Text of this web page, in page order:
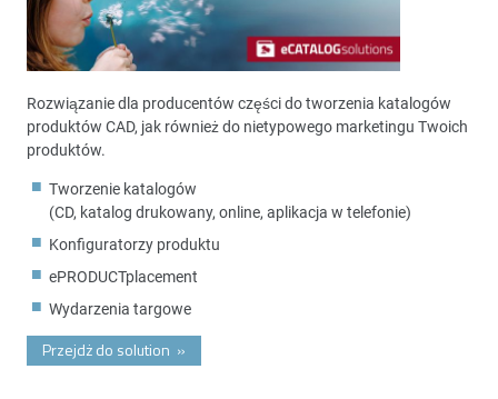
Rozwiązanie dla producentów części do tworzenia katalogów
produktów CAD, jak również do nietypowego marketingu Twoich
produktów.
Tworzenie katalogów
(CD, katalog drukowany, online, aplikacja w telefonie)
Konfiguratorzy produktu
ePRODUCTplacement
Wydarzenia targowe
Przejdż do solution »